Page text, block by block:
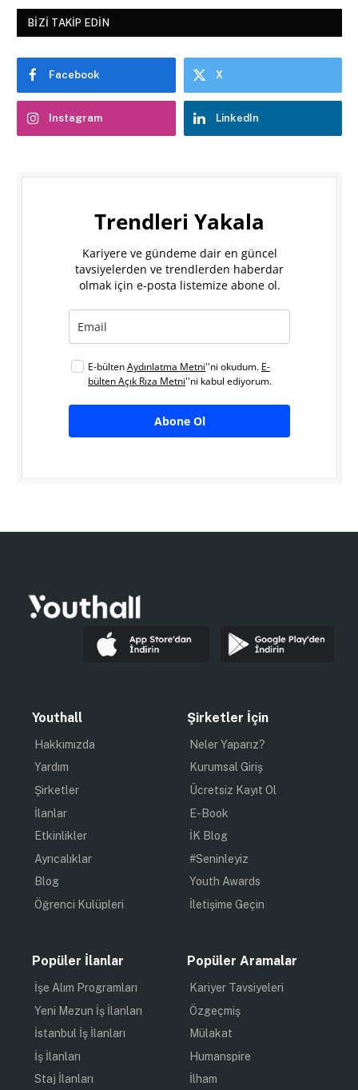
BIZI TAKIP EDIN
Facebook X
Instagram LinkedIn
Trendleri Yakala
Kariyere ve gündeme dair en güncel
tavsiyelerden ve trendlerden haberdar
olmak için e-posta listemize abone ol.
E-bültenAydınlatma Metni''ni okudum. E-
bülten Açık Rıza Metni''ni kabul ediyorum.
Abone Ol
Youthall
Hakkımızda
Yardım
Şirketler
İlanlar
Etkinlikler
Ayrıcalıklar
Blog
Öğrenci Kulüpleri
Şirketler İçin
Neler Yaparız?
Kurumsal Giriş
Ücretsiz Kayıt Ol
E-Book
İK Blog
#Seninleyiz
Youth Awards
İletişime Geçin
Popüler İlanlar
İşe Alım Programları
Yeni Mezun İş İlanları
İstanbul İş İlanları
İş İlanları
Staj İlanları
Popüler Aramalar
Kariyer Tavsiyeleri
Özgeçmiş
Mülakat
Humanspire
İlham